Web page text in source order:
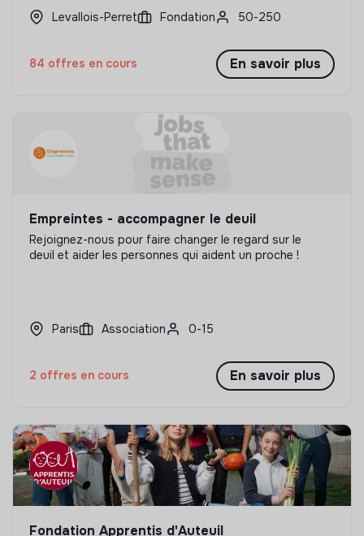
Levallois-Perret Fondation 50-250
84 offres en cours En savoir plus
Empreintes - accompagner le deuil
Rejoignez-nous pour faire changer le regard sur le
deuil et aider les personnes qui aident un proche !
Paris Association 0-15
2 offres en cours En savoir plus
Fondation Apprentis d'Auteuil